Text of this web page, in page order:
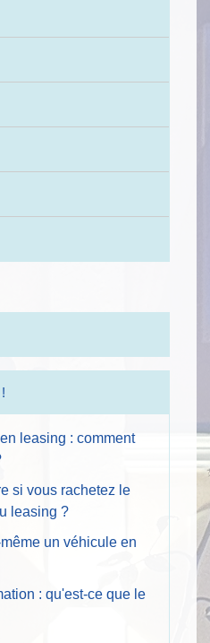
leasing : comment
si vous rachetez le
leasing ?
un véhicule en
: qu'est-ce que le